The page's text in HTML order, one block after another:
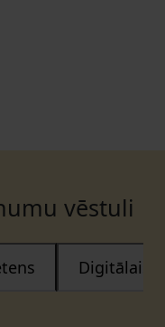
vēstuli
Digitālais